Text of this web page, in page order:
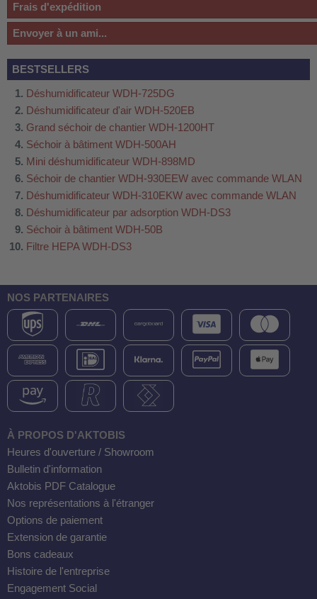
Frais d'expédition
Envoyer à un ami...
BESTSELLERS
Déshumidificateur WDH-725DG
Déshumidificateur d'air WDH-520EB
Grand séchoir de chantier WDH-1200HT
Séchoir à bâtiment WDH-500AH
Mini déshumidificateur WDH-898MD
Séchoir de chantier WDH-930EEW avec commande WLAN
Déshumidificateur WDH-310EKW avec commande WLAN
Déshumidificateur par adsorption WDH-DS3
Séchoir à bâtiment WDH-50B
Filtre HEPA WDH-DS3
NOS PARTENAIRES
À PROPOS D'AKTOBIS
Heures d'ouverture / Showroom
Bulletin d'information
Aktobis PDF Catalogue
Nos représentations à l'étranger
Options de paiement
Extension de garantie
Bons cadeaux
Histoire de l'entreprise
Engagement Social